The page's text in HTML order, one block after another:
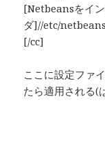
[Netbeansをイ
ダ]//etc/
[/cc]
ここに設定ファ
たら適用される(